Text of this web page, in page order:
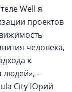
Well я
проектов
человека,
к
людей», –
City Юрий